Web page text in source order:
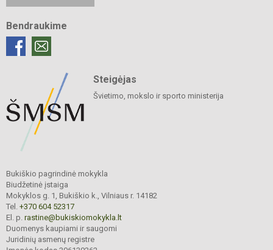
Bendraukime
Steigėjas
Švietimo, mokslo ir sporto ministerija
Bukiškio pagrindinė mokykla
Biudžetinė įstaiga
Mokyklos g. 1, Bukiškio k., Vilniaus r. 14182
Tel. +370 604 52317
El. p. rastine@bukiskiomokykla.lt
Duomenys kaupiami ir saugomi
Juridinių asmenų registre